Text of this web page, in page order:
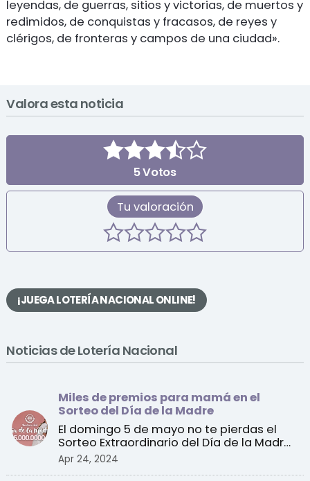
leyendas, de guerras, sitios y victorias, de muertos y
redimidos, de conquistas y fracasos, de reyes y
clérigos, de fronteras y campos de una ciudad».
Valora esta noticia
5Votos
Tu valoración
¡JUEGA LOTERÍA NACIONAL ONLINE!
Noticias de Lotería Nacional
Miles de premios para mamá en el
Sorteo del Día de la Madre
El domingo 5 de mayo no te pierdas el
Sorteo Extraordinario del Día de la Madre
de la Lotería Na ...
Apr 24, 2024